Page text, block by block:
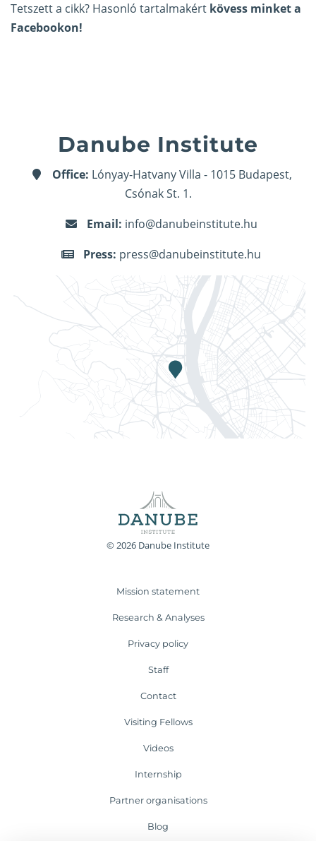
Tetszett a cikk? Hasonló tartalmakért kövess minket a
Facebookon!
Danube Institute
Office: Lónyay-Hatvany Villa - 1015 Budapest,
Csónak St. 1.
Email: info@danubeinstitute.hu
Press: press@danubeinstitute.hu
© 2026 Danube Institute
Mission statement
Research & Analyses
Privacy policy
Staff
Contact
Visiting Fellows
Videos
Internship
Partner organisations
Blog